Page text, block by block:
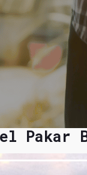
Pakar